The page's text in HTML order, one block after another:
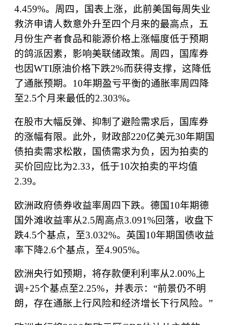
4.459%。周四，国表上涨，此前美国每周失业
救济申请人数意外升至四个月来的最高点，五
月份生产者食品和能源价格上涨幅度低于预期
的鸽派因素，影响美联储政策。周四，国库券
也因WTI原油价格下跌2%而获得支撑，这降低
了通胀预期。 10年期盈亏平衡的通胀率周四降
至2.5个月来最低的2.303%。
在股市大幅反弹、抑制了避险需求后，国库券
的涨幅有限。此外，财政部220亿美元30年期国
债拍卖需求松散，国债需求为负，因为拍卖的
买价回应比为2.33，低于10次拍卖的平均值
2.39。
欧洲政府债券收益率周四下跌。德国10年期德
国外滩收益率从2.5周高点3.091%回落，收盘下
跌4.5个基点，至3.032%。英国10年期国债收益
率下降2.6个基点，至4.905%。
欧洲央行如预期，将存款便利利率从2.00% 上
调+25个基点至2.25%，并表示： “前景仍不明
朗，存在通胀上行风险和经济增长下行风险。 ”